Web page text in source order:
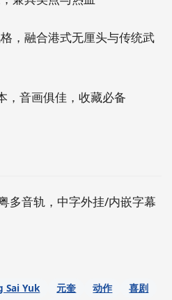
，融合港式无厘头与传统武
，音画俱佳，收藏必备
多音轨，中字外挂/内嵌字幕
Sai Yuk 元奎 动作
喜剧